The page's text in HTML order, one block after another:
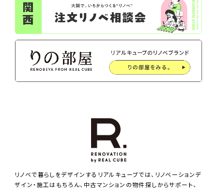
リノベで暮らしをデザインするリアルキューブでは、リノベーションデ
ザイン・施工はもちろん、中古マンションの物件探しからサポート、